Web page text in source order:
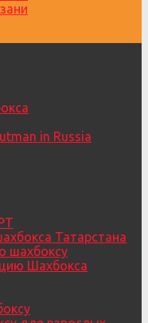
in Russia
Татарстана
шахбоксу
Шахбокса